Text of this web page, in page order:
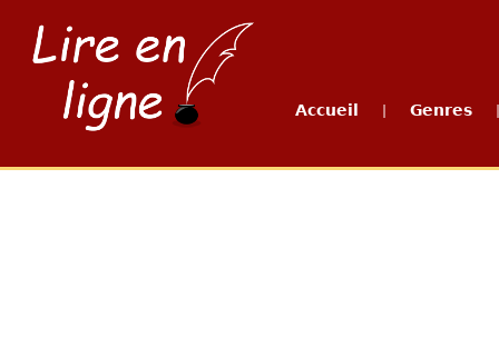
Accueil Genres